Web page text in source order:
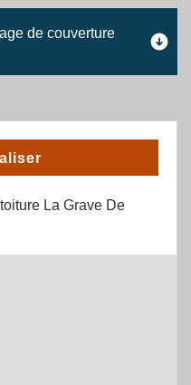
de couverture
La Grave De